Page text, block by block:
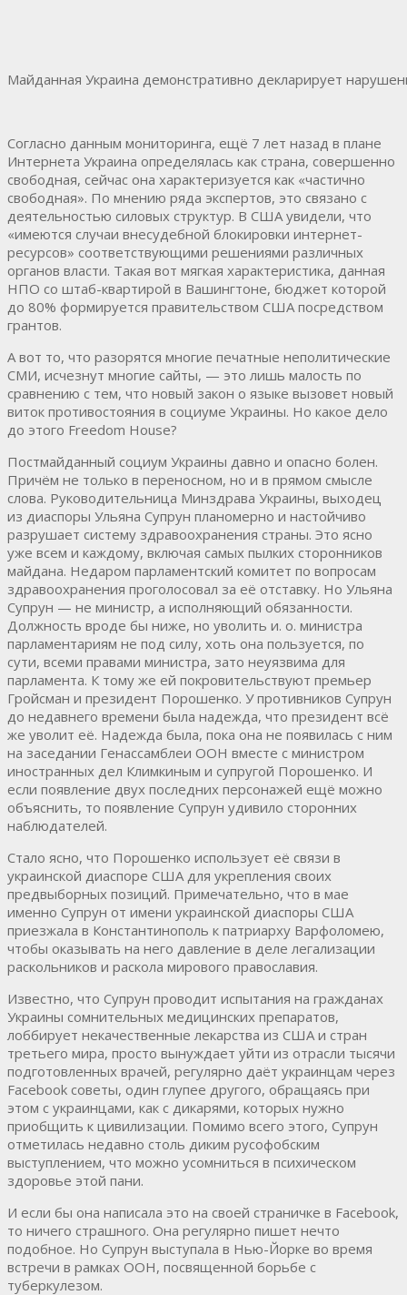
Майданная Украина демонстративно декларирует
Согласно данным мониторинга, ещё 7 лет назад в плане
Интернета Украина определялась как страна, совершенно
свободная, сейчас она характеризуется как «частично
свободная». По мнению ряда экспертов, это связано с
деятельностью силовых структур. В США увидели, что
«имеются случаи внесудебной блокировки интернет-
ресурсов» соответствующими решениями различных
органов власти. Такая вот мягкая характеристика, данная
НПО со штаб-квартирой в Вашингтоне, бюджет которой
до 80% формируется правительством США посредством
грантов.
А вот то, что разорятся многие печатные неполитические
СМИ, исчезнут многие сайты, — это лишь малость по
сравнению с тем, что новый закон о языке вызовет новый
виток противостояния в социуме Украины. Но какое дело
до этого Freedom House?
Постмайданный социум Украины давно и опасно болен.
Причём не только в переносном, но и в прямом смысле
слова. Руководительница Минздрава Украины, выходец
из диаспоры Ульяна Супрун планомерно и настойчиво
разрушает систему здравоохранения страны. Это ясно
уже всем и каждому, включая самых пылких сторонников
майдана. Недаром парламентский комитет по вопросам
здравоохранения проголосовал за её отставку. Но Ульяна
Супрун — не министр, а исполняющий обязанности.
Должность вроде бы ниже, но уволить и. о. министра
парламентариям не под силу, хоть она пользуется, по
сути, всеми правами министра, зато неуязвима для
парламента. К тому же ей покровительствуют премьер
Гройсман и президент Порошенко. У противников Супрун
до недавнего времени была надежда, что президент всё
же уволит её. Надежда была, пока она не появилась с ним
на заседании Генассамблеи ООН вместе с министром
иностранных дел Климкиным и супругой Порошенко. И
если появление двух последних персонажей ещё можно
объяснить, то появление Супрун удивило сторонних
наблюдателей.
Стало ясно, что Порошенко использует её связи в
украинской диаспоре США для укрепления своих
предвыборных позиций. Примечательно, что в мае
именно Супрун от имени украинской диаспоры США
приезжала в Константинополь к патриарху Варфоломею,
чтобы оказывать на него давление в деле легализации
раскольников и раскола мирового православия.
Известно, что Супрун проводит испытания на гражданах
Украины сомнительных медицинских препаратов,
лоббирует некачественные лекарства из США и стран
третьего мира, просто вынуждает уйти из отрасли тысячи
подготовленных врачей, регулярно даёт украинцам через
Facebook советы, один глупее другого, обращаясь при
этом с украинцами, как с дикарями, которых нужно
приобщить к цивилизации. Помимо всего этого, Супрун
отметилась недавно столь диким русофобским
выступлением, что можно усомниться в психическом
здоровье этой пани.
И если бы она написала это на своей страничке в Facebook,
то ничего страшного. Она регулярно пишет нечто
подобное. Но Супрун выступала в Нью-Йорке во время
встречи в рамках ООН, посвященной борьбе с
туберкулезом.